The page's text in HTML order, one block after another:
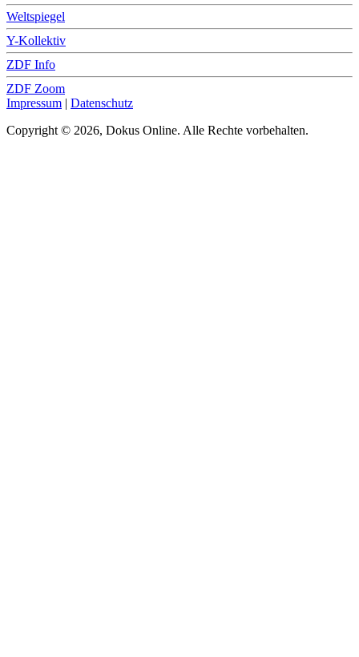
Weltspiegel
Y-Kollektiv
ZDF Info
ZDF Zoom
Impressum | Datenschutz
Copyright © 2026, Dokus Online. Alle Rechte vorbehalten.